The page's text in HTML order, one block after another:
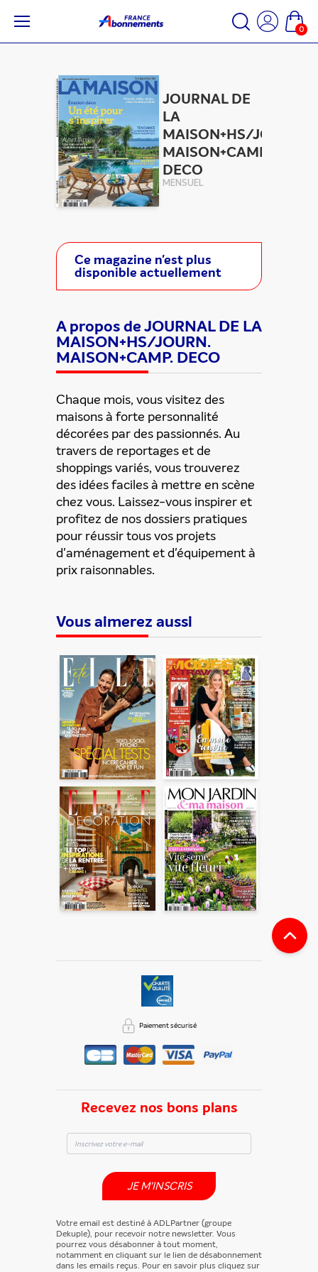
0
JOURNAL DE
LA
MAISON+HS/JOURN.
MAISON+CAMP.
DECO
MENSUEL
Ce magazine n'est plus
disponible actuellement
A propos de JOURNAL DE LA
MAISON+HS/JOURN.
MAISON+CAMP. DECO
Chaque mois, vous visitez des
maisons à forte personnalité
décorées par des passionnés. Au
travers de reportages et de
shoppings variés, vous trouverez
des idées faciles à mettre en scène
chez vous. Laissez-vous inspirer et
profitez de nos dossiers pratiques
pour réussir tous vos projets
d'aménagement et d'équipement à
prix raisonnables.
Vous aimerez aussi
Recevez nos bons plans
JE M'INSCRIS
Votre email est destiné à ADLPartner (groupe
Dekuple), pour recevoir notre newsletter. Vous
pourrez vous désabonner à tout moment,
notamment en cliquant sur le lien de désabonnement
dans les emails reçus. Pour en savoir plus cliquez sur
Paiement sécurisé